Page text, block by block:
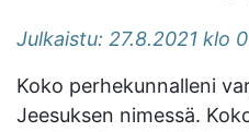
Julkaistu: 27.8.2021 klo
Koko perhekunnalleni
Jeesuksen nimessä.